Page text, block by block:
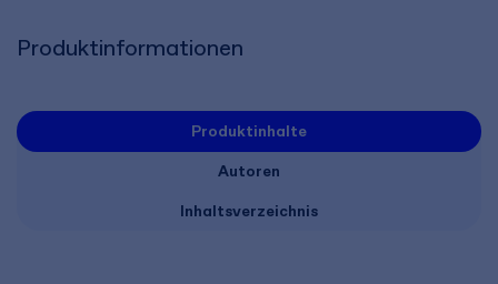
Produktinformationen
Produktinhalte
Autoren
Inhaltsverzeichnis